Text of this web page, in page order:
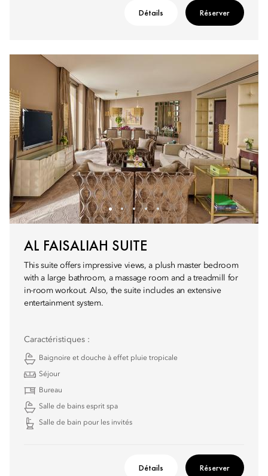
Détails Réserver
AL FAISALIAH SUITE
This suite offers impressive views, a plush master bedroom
with a large bathroom, a massage room and a treadmill for
in-room workout. Also, the suite includes an extensive
entertainment system.
Caractéristiques :
Baignoire et douche à effet pluie tropicale
Séjour
Bureau
Salle de bains esprit spa
Salle de bain pour les invités
Détails Réserver